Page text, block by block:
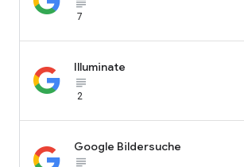
subject_black
7
Illuminate
subject_black
2
Google Bildersuche
subject_black